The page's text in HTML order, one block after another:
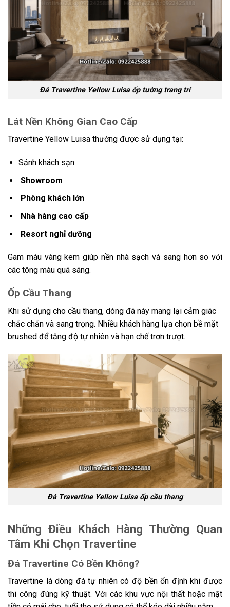
Đá Travertine Yellow Luisa ốp tường trang trí
Lát Nền Không Gian Cao Cấp
Travertine Yellow Luisa thường được sử dụng tại:
Sảnh khách sạn
Showroom
Phòng khách lớn
Nhà hàng cao cấp
Resort nghỉ dưỡng
Gam màu vàng kem giúp nền nhà sạch và sang hơn so với
các tông màu quá sáng.
Ốp Cầu Thang
Khi sử dụng cho cầu thang, dòng đá này mang lại cảm giác
chắc chắn và sang trọng. Nhiều khách hàng lựa chọn bề mặt
brushed để tăng độ tự nhiên và hạn chế trơn trượt.
Đá Travertine Yellow Luisa ốp cầu thang
Những Điều Khách Hàng Thường Quan
Tâm Khi Chọn Travertine
Đá Travertine Có Bền Không?
Travertine là dòng đá tự nhiên có độ bền ổn định khi được
thi công đúng kỹ thuật. Với các khu vực nội thất hoặc mặt